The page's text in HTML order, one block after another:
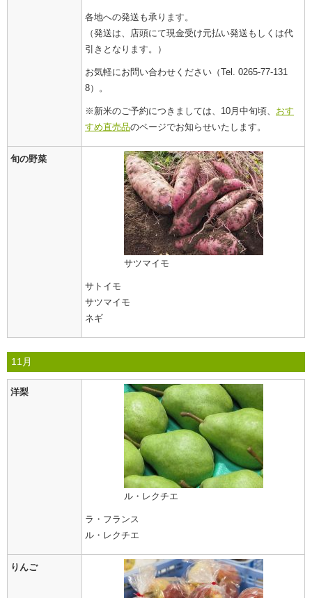
各地への発送も承ります。
（発送は、店頭にて現金受け元払い発送もしくは代
引きとなります。）
お気軽にお問い合わせください（Tel. 0265-77-131
8）。
※新米のご予約につきましては、10月中旬頃、 おす
すめ直売品のページでお知らせいたします。
旬の野菜
サツマイモ
サトイモ
サツマイモ
ネギ
11月
洋梨
ル・レクチエ
ラ・フランス
ル・レクチエ
りんご